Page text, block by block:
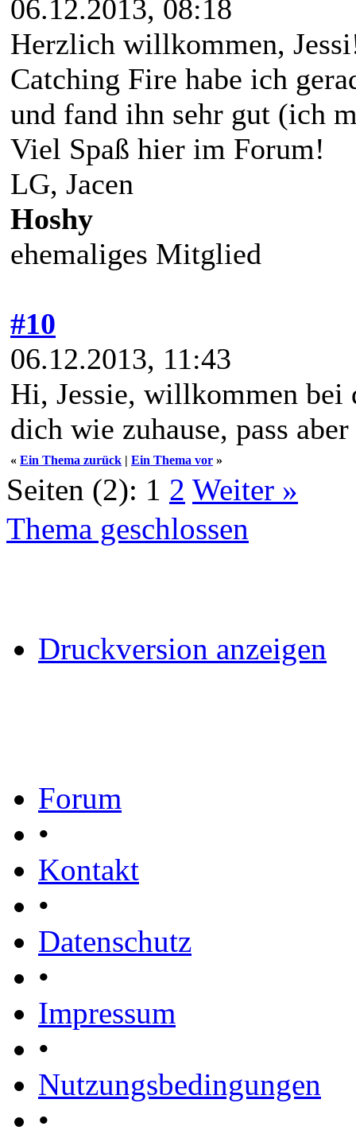
06.12.2013, 08:18
Herzlich willkommen,
Catching Fire habe ich
und fand ihn sehr gut (ich
Viel Spaß hier im Forum!
LG, Jacen
Hoshy
ehemaliges Mitglied
#10
06.12.2013, 11:43
Hi, Jessie, willkommen bei
dich wie zuhause, pass
« Ein Thema zurück | Ein Thema vor »
Seiten (2): 1 2 Weiter »
Thema geschlossen
Druckversion anzeigen
Forum
•
Kontakt
•
Datenschutz
•
Impressum
•
Nutzungsbedingungen
•